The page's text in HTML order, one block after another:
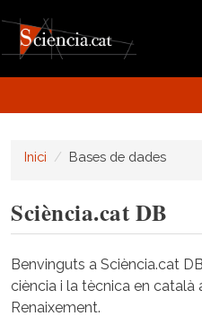
Inici Bases de dades
Sciència.cat DB
Benvinguts a Sciència.cat
ciència i la tècnica en català
Renaixement.